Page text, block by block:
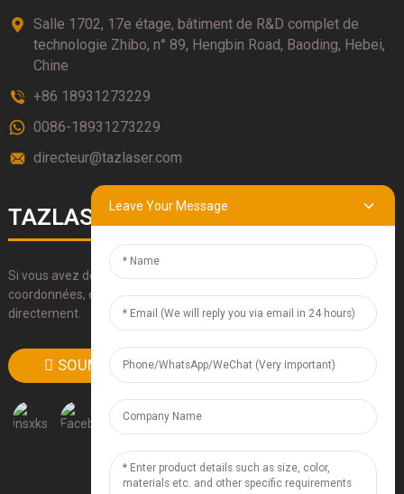
Salle 1702, 17e étage, bâtiment de R&D complet de
technologie Zhibo, n° 89, Hengbin Road, Baoding, Hebei,
Chine
+86 18931273229
0086-18931273229
directeur@tazlaser.com
TAZLASERS
Si vous avez des questions sur nos produits, veuillez utiliser nos
coordonnées, envoyez-nous un e-mail ou appelez-nous
directement.
SOUMETTRE
Leave Your Message